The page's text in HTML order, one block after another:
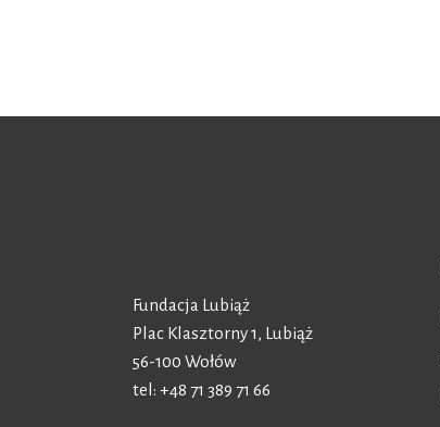
Fundacja Lubiąż
Plac Klasztorny 1, Lubiąż
56-100 Wołów
tel: +48 71 389 71 66